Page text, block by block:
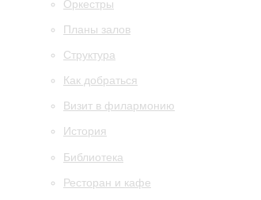
Оркестры
Планы залов
Структура
Как добраться
Визит в филармонию
История
Библиотека
Ресторан и кафе